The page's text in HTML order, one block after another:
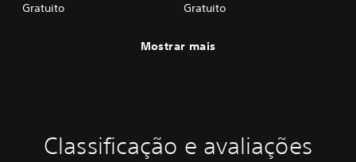
Gratuito Gratuito
Mostrar mais
Classificação e avaliações